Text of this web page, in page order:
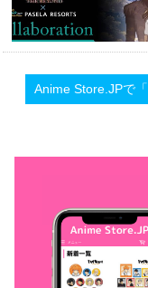
Anime Store.JPで